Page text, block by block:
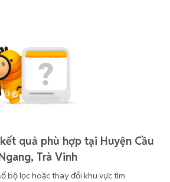
quả phù hợp tại Huyện Cầu
Trà Vinh
bộ lọc hoặc thay đổi khu vực tìm